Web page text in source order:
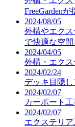
FreeGarden
2024/08/05
外構やエクス
で快適な空
2024/04/05
外構・エク
2024/02/24
デッキ目隠
2024/02/07
カーポート
2024/02/07
エクステリ